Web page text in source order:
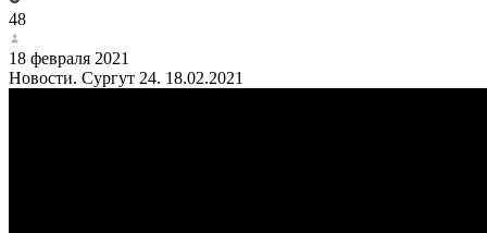
48
18 февраля 2021
Новости. Сургут 24. 18.02.2021